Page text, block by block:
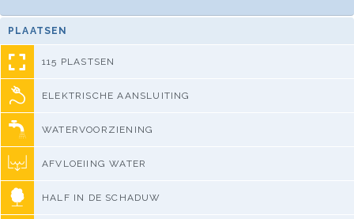
PLAATSEN
115 PLASTSEN
ELEKTRISCHE AANSLUITING
WATERVOORZIENING
AFVLOEIING WATER
HALF IN DE SCHADUW